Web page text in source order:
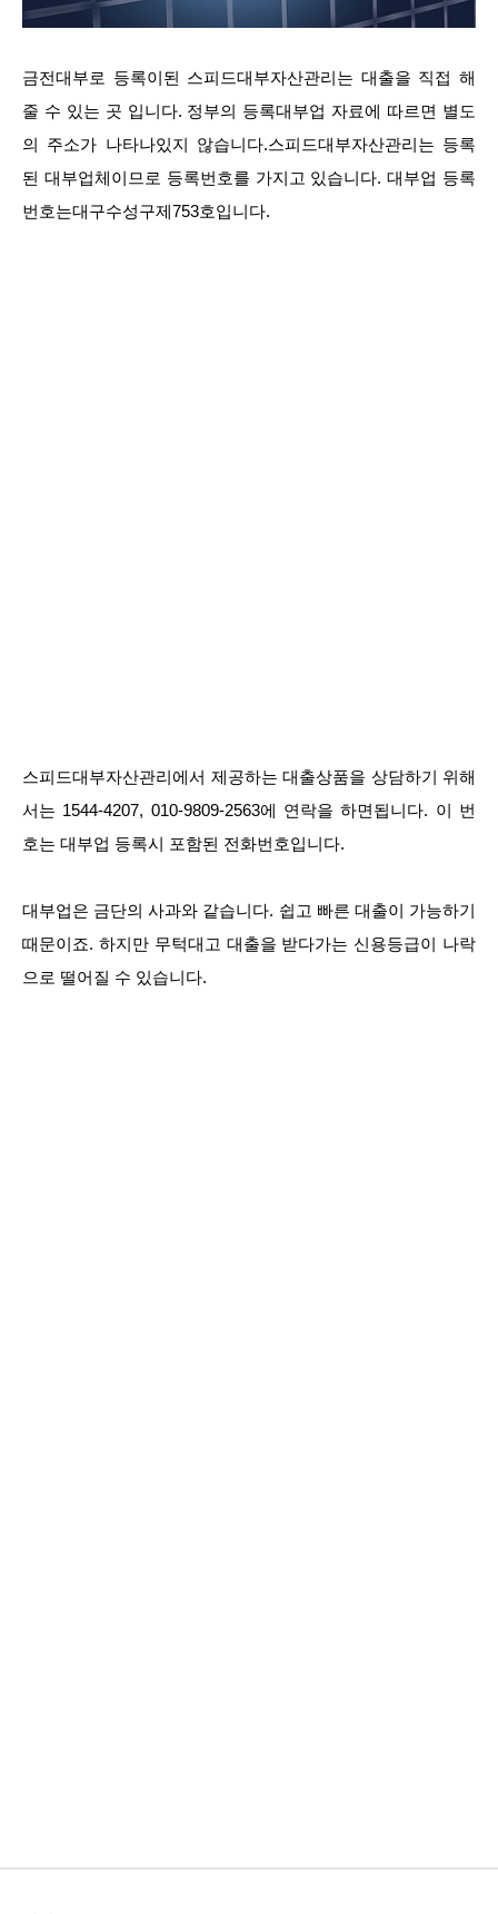
금전대부로 등록이된 스피드대부자산관리는 대출을 직접 해
줄 수 있는 곳 입니다. 정부의 등록대부업 자료에 따르면 별도
의 주소가 나타나있지 않습니다.스피드대부자산관리는 등록
된 대부업체이므로 등록번호를 가지고 있습니다. 대부업 등록
번호는대구수성구제753호입니다.
스피드대부자산관리에서 제공하는 대출상품을 상담하기 위해
서는 1544-4207, 010-9809-2563에 연락을 하면됩니다. 이 번
호는 대부업 등록시 포함된 전화번호입니다.
대부업은 금단의 사과와 같습니다. 쉽고 빠른 대출이 가능하기
때문이죠. 하지만 무턱대고 대출을 받다가는 신용등급이 나락
으로 떨어질 수 있습니다.